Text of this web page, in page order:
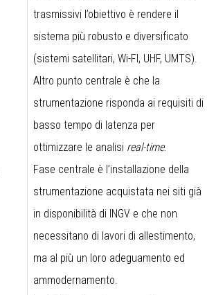
trasmissivi l’obiettivo è rendere il
sistema più robusto e diversificato
(sistemi satellitari, Wi-FI, UHF, UMTS).
Altro punto centrale è che la
strumentazione risponda ai requisiti di
basso tempo di latenza per
ottimizzare le analisi real-time.
Fase centrale è l’installazione della
strumentazione acquistata nei siti già
in disponibilità di INGV e che non
necessitano di lavori di allestimento,
ma al più un loro adeguamento ed
ammodernamento.